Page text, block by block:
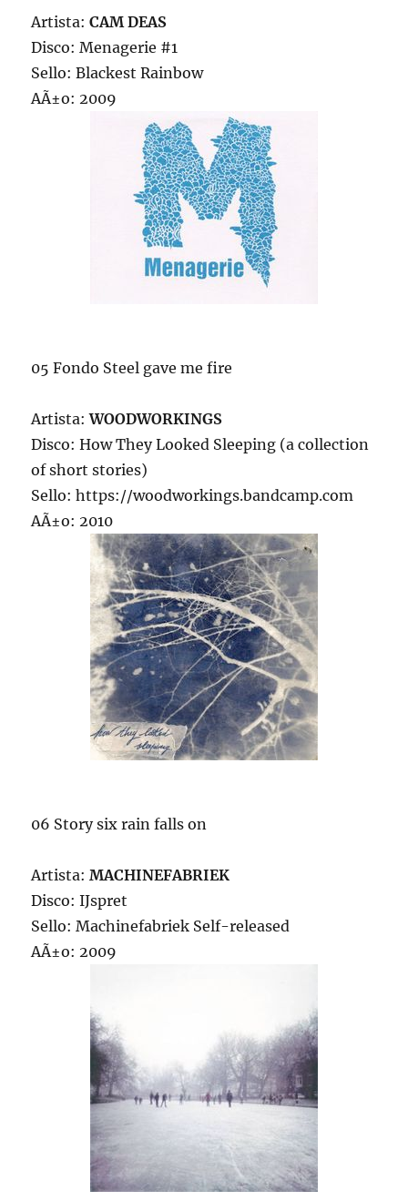
Artista:CAM DEAS
Disco: Menagerie #1
Sello: Blackest Rainbow
AÃ±o: 2009
05 Fondo Steel gave me fire
Artista:WOODWORKINGS
Disco: How They Looked Sleeping (a collection
of short stories)
Sello: https://woodworkings.bandcamp.com
AÃ±o: 2010
06 Story six rain falls on
Artista:MACHINEFABRIEK
Disco: IJspret
Sello: Machinefabriek Self-released
AÃ±o: 2009